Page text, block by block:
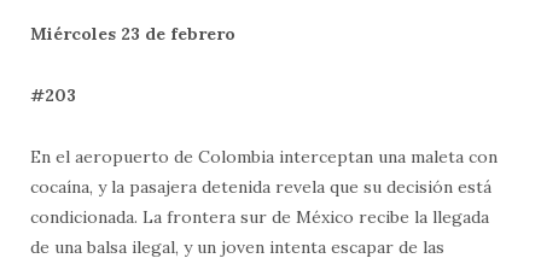
Miércoles 23 de febrero
#203
En el aeropuerto de Colombia interceptan una maleta con
cocaína, y la pasajera detenida revela que su decisión está
condicionada. La frontera sur de México recibe la llegada
de una balsa ilegal, y un joven intenta escapar de las